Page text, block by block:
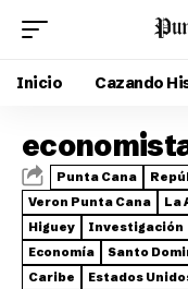
Inicio Cazando
Punta Cana
Veron Punta Cana
La
Higuey
Investigación
Economía
Santo
Caribe
Estados